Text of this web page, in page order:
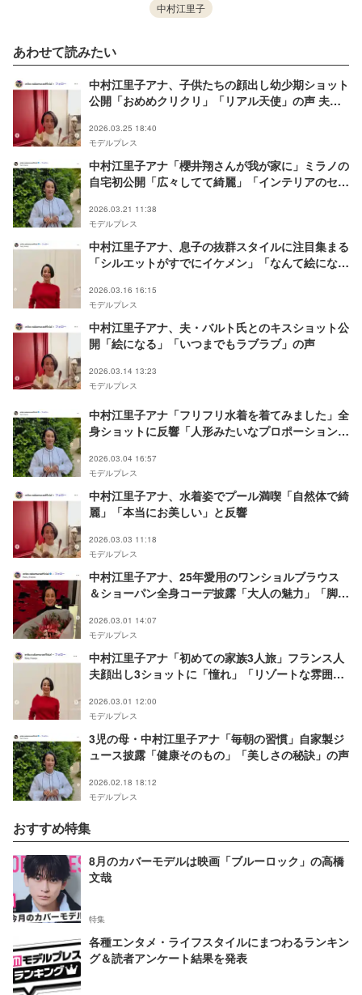
中村江里子
あわせて読みたい
中村江里子アナ、子供たちの顔出し幼少期ショット
公開「おめめクリクリ」「リアル天使」の声 夫は
2026.03.25 18:40
モデルプレス
中村江里子アナ「櫻井翔さんが我が家に」ミラノの
自宅初公開「広々してて綺麗」「インテリアのセン
2026.03.21 11:38
モデルプレス
中村江里子アナ、息子の抜群スタイルに注目集まる
「シルエットがすでにイケメン」「なんて絵になる
2026.03.16 16:15
モデルプレス
中村江里子アナ、夫・バルト氏とのキスショット公
開「絵になる」「いつまでもラブラブ」の声
2026.03.14 13:23
モデルプレス
中村江里子アナ「フリフリ水着を着てみました」全
身ショットに反響「人形みたいなプロポーション」
2026.03.04 16:57
モデルプレス
中村江里子アナ、水着姿でプール満喫「自然体で綺
麗」「本当にお美しい」と反響
2026.03.03 11:18
モデルプレス
中村江里子アナ、25年愛用のワンショルブラウス
＆ショーパン全身コーデ披露「大人の魅力」「脚の
2026.03.01 14:07
モデルプレス
中村江里子アナ「初めての家族3人旅」フランス人
夫顔出し3ショットに「憧れ」「リゾートな雰囲気
2026.03.01 12:00
モデルプレス
3児の母・中村江里子アナ「毎朝の習慣」自家製ジ
ュース披露「健康そのもの」「美しさの秘訣」の声
2026.02.18 18:12
モデルプレス
おすすめ特集
8月のカバーモデルは映画「ブルーロック」の高橋
文哉
特集
各種エンタメ・ライフスタイルにまつわるランキン
グ＆読者アンケート結果を発表